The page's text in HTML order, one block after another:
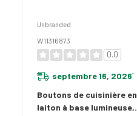
Unbranded
W11316873
0.0
septembre 16, 2026*
Boutons de cuisinière en
laiton à base lumineuse,